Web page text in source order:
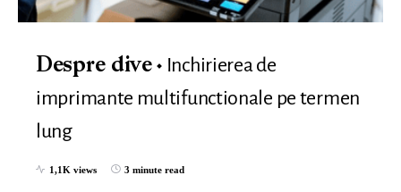
Despre dive
Inchirierea de
imprimante multifunctionale pe termen
lung
1,1K views 3 minute read